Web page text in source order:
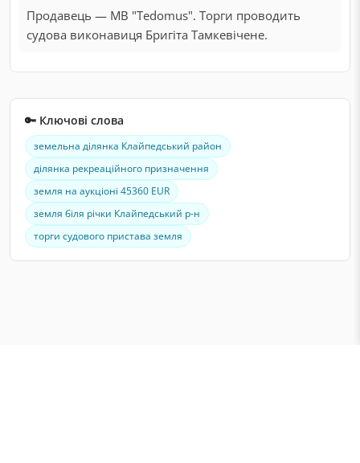
Продавець — MB "Tedomus". Торги проводить
судова виконавиця Бригіта Тамкевічене.
🔑 Ключові слова
земельна ділянка Клайпедський район
ділянка рекреаційного призначення
земля на аукціоні 45360 EUR
земля біля річки Клайпедський р-н
торги судового пристава земля